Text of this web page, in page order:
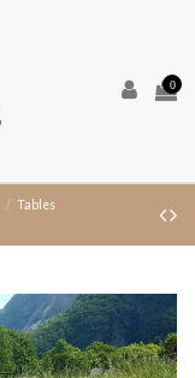
0
Tables